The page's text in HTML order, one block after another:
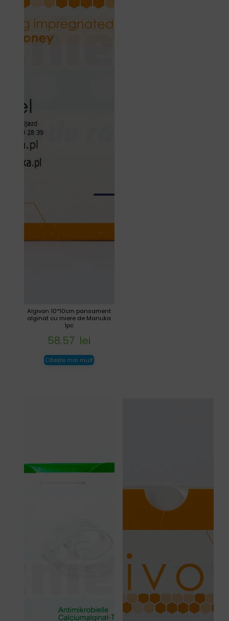
Algivon 10*10cm pansament
alginat cu miere de Manuka
1pc
58.57 lei
Citește mai mult